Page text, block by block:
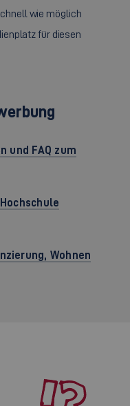
wie möglich
für diesen
und FAQ zum
Wohnen